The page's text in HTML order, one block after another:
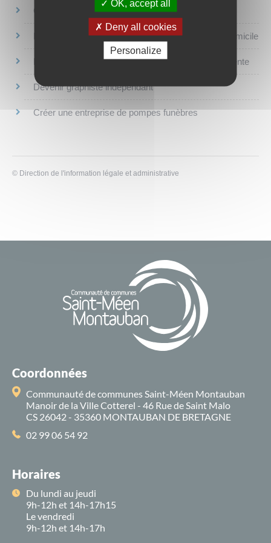
Ouvrir un food-truck, restauration ambulante
Devenir coiffeur : ouvrir votre salon ou exercer à domicile
Devenir brocanteur, antiquaire ou ouvrir un dépôt-vente
Devenir graphiste indépendant
Créer une entreprise de pompes funèbres
© Direction de l'information légale et administrative
Coordonnées
Communauté de communes Saint-Méen Montauban
Manoir de la Ville Cotterel - 46 Rue de Saint Malo
CS 26042 - 35360 MONTAUBAN DE BRETAGNE
02 99 06 54 92
Horaires
Du lundi au jeudi
9h-12h et 14h-17h15
Le vendredi
9h-12h et 14h-17h
OK, accept all
Deny all cookies
Personalize